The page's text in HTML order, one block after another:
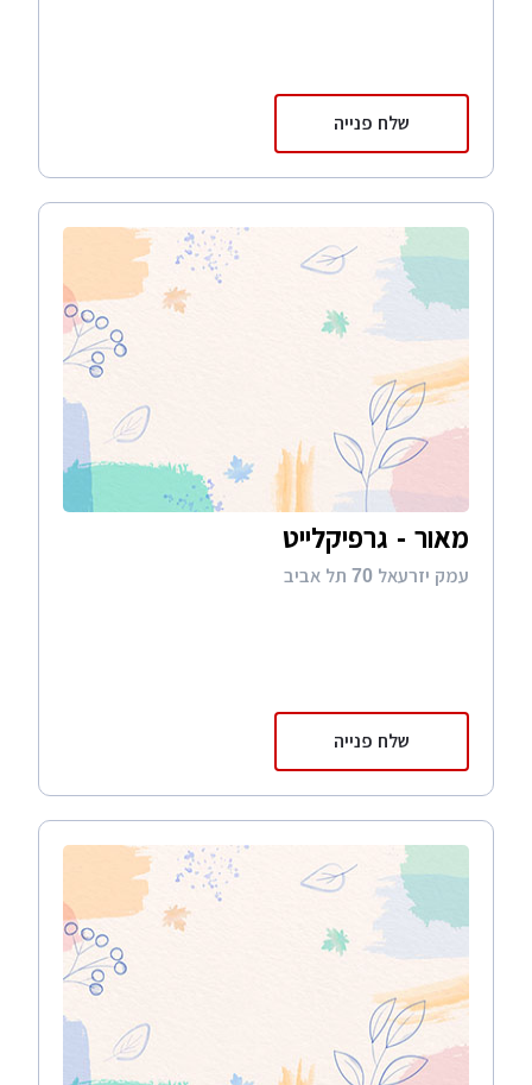
שלח פנייה
מאור - גרפיקלייט
עמק יזרעאל 70 תל אביב
שלח פנייה